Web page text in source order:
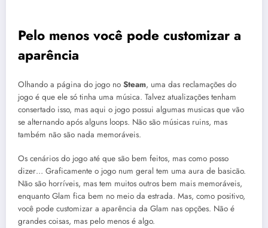
Pelo menos você pode customizar a
aparência
Olhando a página do jogo no Steam, uma das reclamações do
jogo é que ele só tinha uma música. Talvez atualizações tenham
consertado isso, mas aqui o jogo possui algumas musicas que vão
se alternando após alguns loops. Não são músicas ruins, mas
também não são nada memoráveis.
Os cenários do jogo até que são bem feitos, mas como posso
dizer… Graficamente o jogo num geral tem uma aura de basicão.
Não são horríveis, mas tem muitos outros bem mais memoráveis,
enquanto Glam fica bem no meio da estrada. Mas, como positivo,
você pode customizar a aparência da Glam nas opções. Não é
grandes coisas, mas pelo menos é algo.